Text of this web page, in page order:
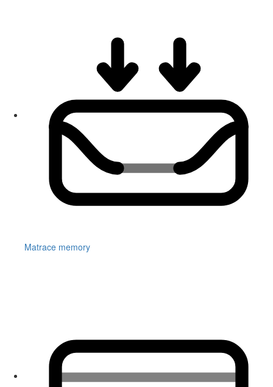
Matrace memory